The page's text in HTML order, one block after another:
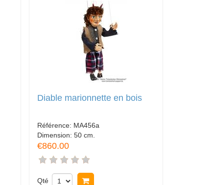
Diable marionnette en bois
Référence: MA456a
Dimension: 50 cm.
€860.00
Qté